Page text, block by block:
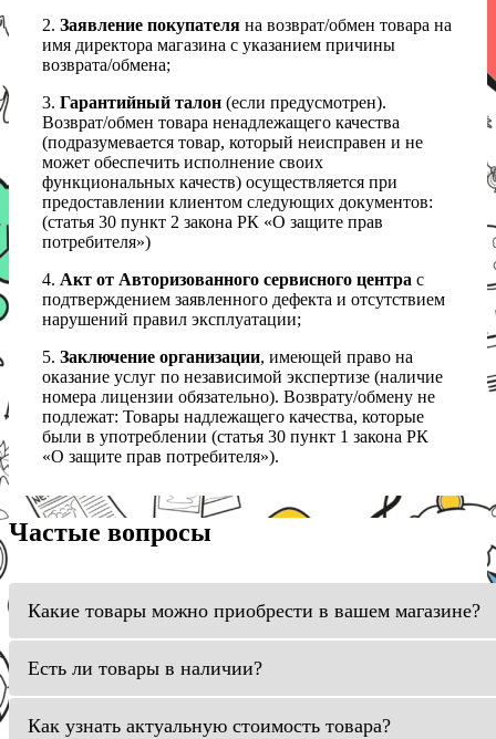
2. Заявление покупателя на возврат/обмен товара на
имя директора магазина с указанием причины
возврата/обмена;
3. Гарантийный талон (если предусмотрен).
Возврат/обмен товара ненадлежащего качества
(подразумевается товар, который неисправен и не
может обеспечить исполнение своих
функциональных качеств) осуществляется при
предоставлении клиентом следующих документов:
(статья 30 пункт 2 закона РК «О защите прав
потребителя»)
4. Акт от Авторизованного сервисного центра с
подтверждением заявленного дефекта и отсутствием
нарушений правил эксплуатации;
5. Заключение организации, имеющей право на
оказание услуг по независимой экспертизе (наличие
номера лицензии обязательно). Возврату/обмену не
подлежат: Товары надлежащего качества, которые
были в употреблении (статья 30 пункт 1 закона РК
«О защите прав потребителя»).
Частые вопросы
Какие товары можно приобрести в вашем магазине?
Есть ли товары в наличии?
Как узнать актуальную стоимость товара?